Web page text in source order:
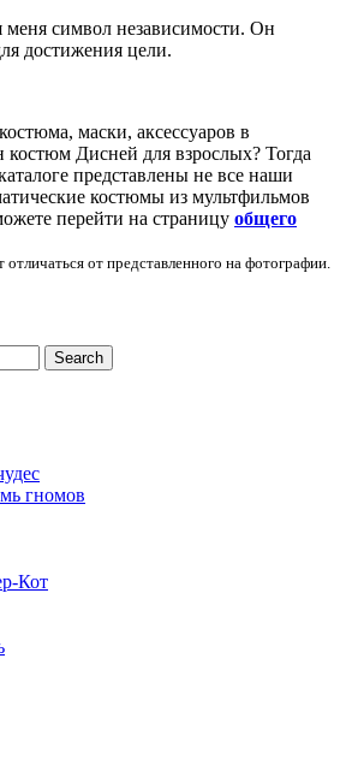
символ независимости. Он
достижения цели.
маски, аксессуаров в
Дисней для взрослых? Тогда
представлены не все наши
костюмы из мультфильмов
перейти на страницу общего
от представленного на фотографии.
гномов
Кот